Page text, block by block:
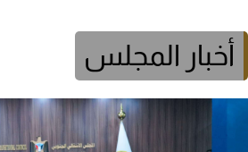
أخبار المجلس